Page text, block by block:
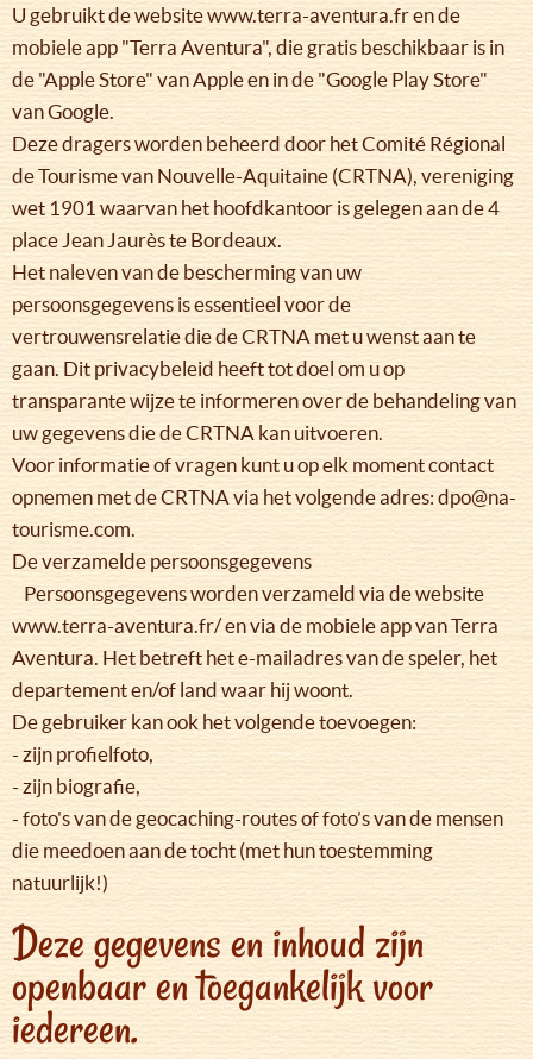
U gebruikt de website www.terra-aventura.fr en de
mobiele app "Terra Aventura", die gratis beschikbaar is in
de "Apple Store" van Apple en in de "Google Play Store"
van Google.
Deze dragers worden beheerd door het Comité Régional
de Tourisme van Nouvelle-Aquitaine (CRTNA), vereniging
wet 1901 waarvan het hoofdkantoor is gelegen aan de 4
place Jean Jaurès te Bordeaux.
Het naleven van de bescherming van uw
persoonsgegevens is essentieel voor de
vertrouwensrelatie die de CRTNA met u wenst aan te
gaan. Dit privacybeleid heeft tot doel om u op
transparante wijze te informeren over de behandeling van
uw gegevens die de CRTNA kan uitvoeren.
Voor informatie of vragen kunt u op elk moment contact
opnemen met de CRTNA via het volgende adres: dpo@na-
tourisme.com.
De verzamelde persoonsgegevens
Persoonsgegevens worden verzameld via de website
www.terra-aventura.fr/ en via de mobiele app van Terra
Aventura. Het betreft het e-mailadres van de speler, het
departement en/of land waar hij woont.
De gebruiker kan ook het volgende toevoegen:
- zijn profielfoto,
- zijn biografie,
- foto's van de geocaching-routes of foto’s van de mensen
die meedoen aan de tocht (met hun toestemming
natuurlijk!)
Deze gegevens en inhoud zijn
openbaar en toegankelijk voor
iedereen.